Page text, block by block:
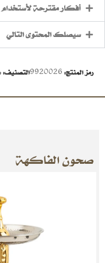
أفكار مقترحة لأستخدام
سيصلك المحتوى التالي
رمز المنتج: 9920026التصنيف:
صحون الفاكهة